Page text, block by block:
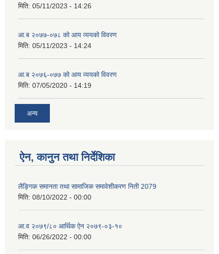
मिति: 05/11/2023 - 14:26
आ.ब २०७७-०७८ को आय व्ययको विवरण
मिति: 05/11/2023 - 14:24
आ.ब २०७६-०७७ को आय व्ययको विवरण
मिति: 07/05/2020 - 14:19
अन्य
ऐन, कानुन तथा निर्देशिका
लैङ्गिक समानता तथा सामाजिक समावेशीकरण निती 2079
मिति: 08/10/2022 - 00:00
आ.व २०७९/८० आर्थिक ऐन २०७९-०३-१०
मिति: 06/26/2022 - 00:00